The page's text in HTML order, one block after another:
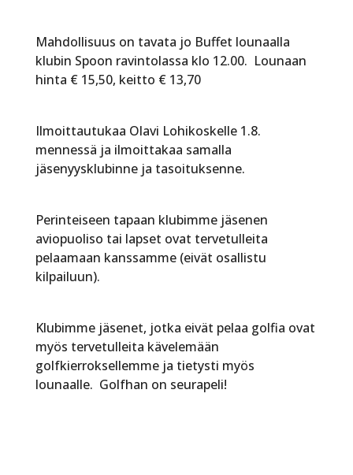
Mahdollisuus on tavata jo Buffet lounaalla
klubin Spoon ravintolassa klo 12.00. Lounaan
hinta € 15,50, keitto € 13,70
Ilmoittautukaa Olavi Lohikoskelle 1.8.
mennessä ja ilmoittakaa samalla
jäsenyysklubinne ja tasoituksenne.
Perinteiseen tapaan klubimme jäsenen
aviopuoliso tai lapset ovat tervetulleita
pelaamaan kanssamme (eivät osallistu
kilpailuun).
Klubimme jäsenet, jotka eivät pelaa golfia ovat
myös tervetulleita kävelemään
golfkierroksellemme ja tietysti myös
lounaalle. Golfhan on seurapeli!